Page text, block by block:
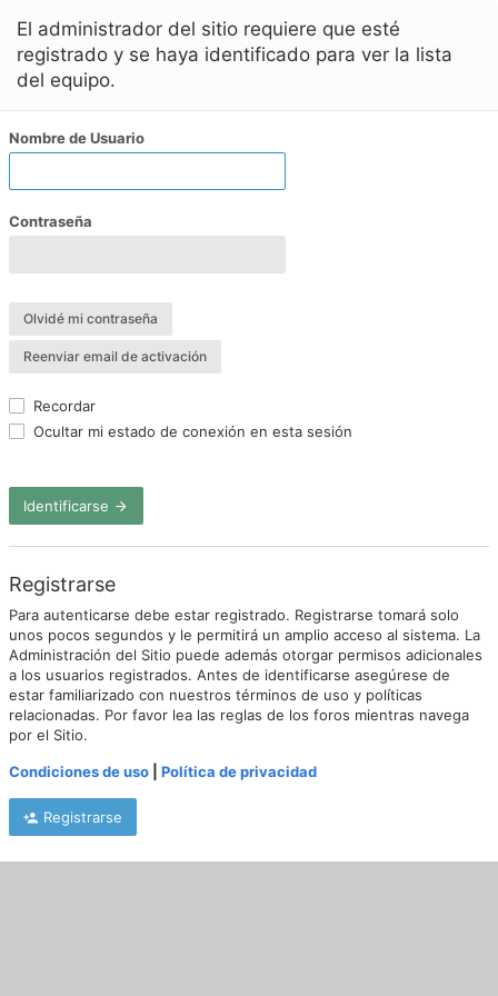
El administrador del sitio requiere que esté
registrado y se haya identificado para ver la lista
del equipo.
Nombre de Usuario
Contraseña
Olvidé mi contraseña
Reenviar email de activación
Recordar
Ocultar mi estado de conexión en esta sesión
Identificarse
Registrarse
Para autenticarse debe estar registrado. Registrarse tomará solo
unos pocos segundos y le permitirá un amplio acceso al sistema. La
Administración del Sitio puede además otorgar permisos adicionales
a los usuarios registrados. Antes de identificarse asegúrese de
estar familiarizado con nuestros términos de uso y políticas
relacionadas. Por favor lea las reglas de los foros mientras navega
por el Sitio.
Condiciones de uso Política de privacidad
Registrarse